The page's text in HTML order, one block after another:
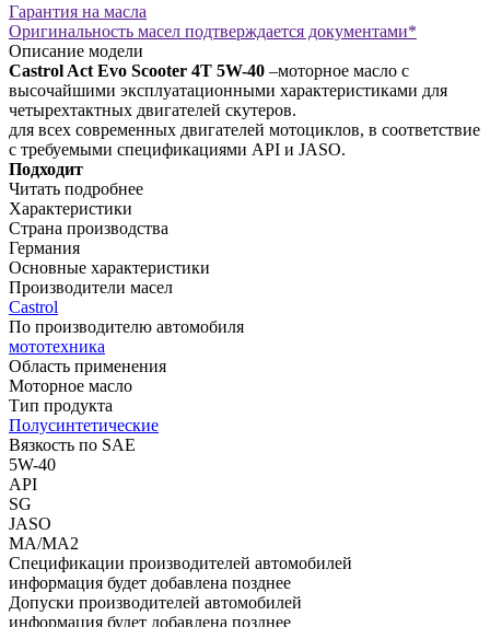
Гарантия на масла
Оригинальность масел подтверждается документами*
Описание модели
Castrol Act Evo Scooter 4T 5W-40 –моторное масло c
высочайшими эксплуатационными характеристиками для
четырехтактных двигателей скутеров.
для всех современных двигателей мотоциклов, в соответствие
с требуемыми спецификациями API и JASO.
Подходит
Читать подробнее
Характеристики
Страна производства
Германия
Основные характеристики
Производители масел
Castrol
По производителю автомобиля
мототехника
Область применения
Моторное масло
Тип продукта
Полусинтетические
Вязкость по SAE
5W-40
API
SG
JASO
MA/MA2
Спецификации производителей автомобилей
информация будет добавлена позднее
Допуски производителей автомобилей
информация будет добавлена позднее